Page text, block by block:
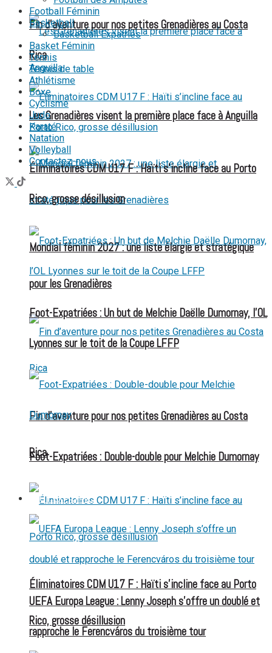
Les Grenadières visent la première place face à Anguilla
Mondial féminin 2027 : une liste élargie et stratégique
pour les Grenadières
Fin d’aventure pour nos petites Grenadières au Costa
Rica
Éliminatoires CDM U17 F : Haïti s’incline face au Porto
Rico, grosse désillusion
Fin d’aventure pour nos petites Grenadières au Costa
Rica
Éliminatoires CDM U17 F : Haïti s’incline face au Porto
Rico, grosse désillusion
Foot-Expatriées : Un but de Melchie Daëlle Dumornay, l’OL
Lyonnes sur le toit de la Coupe LFFP
Foot-Expatriées : Double-double pour Melchie Dumornay
FOOT EXPATRIÉS
UEFA Europa League : Lenny Joseph s’offre un doublé et
rapproche le Ferencváros du troisième tour
Football Féminin
Basketball
Basketball Expatriés
Basket Féminin
Tennis
Tennis de table
Athlétisme
Boxe
Cyclisme
Judo
Karaté
Natation
Volleyball
Contactez-nous